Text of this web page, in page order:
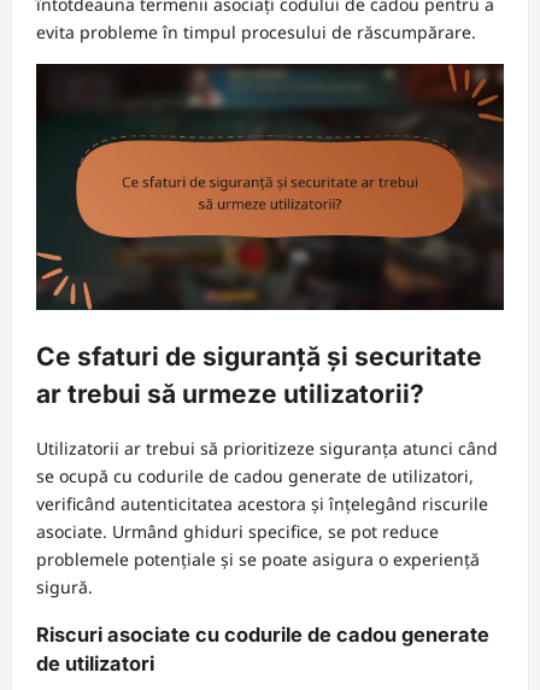
evita probleme în timpul procesului de răscumpărare.
Ce sfaturi de siguranță și securitate
ar trebui să urmeze utilizatorii?
Utilizatorii ar trebui să prioritizeze siguranța atunci când
se ocupă cu codurile de cadou generate de utilizatori,
verificând autenticitatea acestora și înțelegând riscurile
asociate. Urmând ghiduri specifice, se pot reduce
problemele potențiale și se poate asigura o experiență
sigură.
Riscuri asociate cu codurile de cadou generate
de utilizatori